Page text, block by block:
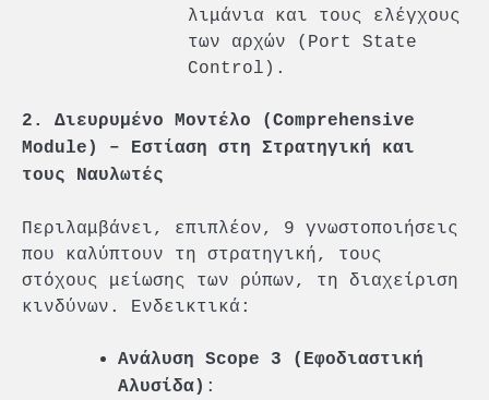
λιμάνια και τους ελέγχους
των αρχών (Port State
Control).
2. Διευρυμένο Μοντέλο (Comprehensive
Module) – Εστίαση στη Στρατηγική και
τους Ναυλωτές
Περιλαμβάνει, επιπλέον, 9 γνωστοποιήσεις
που καλύπτουν τη στρατηγική, τους
στόχους μείωσης των ρύπων, τη διαχείριση
κινδύνων. Ενδεικτικά:
Ανάλυση Scope 3 (Εφοδιαστική
Αλυσίδα) :